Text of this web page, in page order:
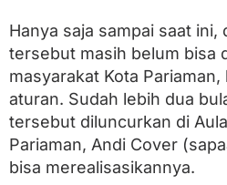
Hanya saja sampai saat ini,
tersebut masih belum bisa
masyarakat Kota
aturan. Sudah lebih dua
tersebut diluncurkan di
Pariaman, Andi Cover
bisa merealisasikannya.